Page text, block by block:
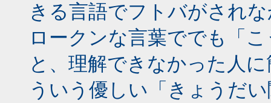
きる言語でフトバがされ
ロークンな言葉ででも「
と、理解できなかった人
ういう優しい「きょうだ